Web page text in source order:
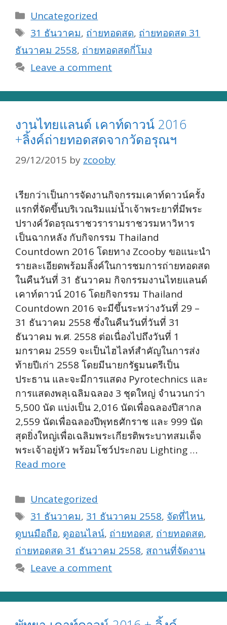
Categories
Uncategorized
Tags
31 ธันวาคม, ถ่ายทอดสด, ถ่ายทอดสด 31
ธันวาคม 2558, ถ่ายทอดสดกี่โมง
Leave a comment
งานไทยแลนด์ เคาท์ดาวน์ 2016
+ลิ้งค์ถ่ายทอดสดจากวัดอรุณฯ
29/12/2015 by zcooby
เรียกว่าเป็นการจัดงานกิจกรรมเคาท์ดาวน์ครั้ง
แรกที่จัดขึ้นบริเวณริมแม่น้ำเจ้าพระยาที่มีพระ
ปรางค์วัดอรุณราชวรารามราชวรมหาวิหาร
เป็นฉากหลัง กับกิจกรรม Thailand
Countdown 2016 โดยทาง Zcooby ขอแนะนำ
รายละเอียดพร้อมลิ้งค์ในการชมการถ่ายทอดสด
ในคืนวันที่ 31 ธันวาคม กิจกรรมงานไทยแลนด์
เคาท์ดาวน์ 2016 โดยกิจกรรม Thailand
Countdown 2016 จะมีขึ้นระหว่างวันที่ 29 –
31 ธันวาคม 2558 ซึ่งในคืนวันที่วันที่ 31
ธันวาคม พ.ศ. 2558 ต่อเนื่องไปถึงวันที่ 1
มกราคม 2559 จะเป็นไฮไลท์สำคัญในการส่ง
ท้ายปีเก่า 2558 โดยมีนายกรัฐมนตรีเป็น
ประธาน และจะมีการแสดง Pyrotechnics และ
การแสดงพลุเฉลิมฉลอง 3 ชุดใหญ่ จำนวนกว่า
5,500 นัด แบ่งเป็น 2,016 นัดเพื่อฉลองปีสากล
2,559 นัดเพื่อฉลองปีพุทธศักราช และ 999 นัด
สุดยิ่งใหญ่เพื่อเฉลิมพระเกียรติพระบาทสมเด็จ
พระเจ้าอยู่หัว พร้อมโชว์ประกอบ Lighting …
Read more
Categories
Uncategorized
Tags
31 ธันวาคม, 31 ธันวาคม 2558, จัดที่ไหน,
ดูบนมือถือ, ดูออนไลน์, ถ่ายทอดส, ถ่ายทอดสด,
ถ่ายทอดสด 31 ธันวาคม 2558, สถานที่จัดงาน
Leave a comment